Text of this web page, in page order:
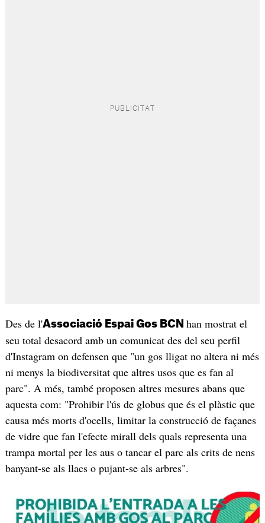
Des de l'Associació Espai Gos BCN han mostrat el
seu total desacord amb un comunicat des del seu perfil
d'Instagram on defensen que "un gos lligat no altera ni més
ni menys la biodiversitat que altres usos que es fan al
parc". A més, també proposen altres mesures abans que
aquesta com: "Prohibir l'ús de globus que és el plàstic que
causa més morts d'ocells, limitar la construcció de façanes
de vidre que fan l'efecte mirall dels quals representa una
trampa mortal per les aus o tancar el parc als crits de nens
banyant-se als llacs o pujant-se als arbres".